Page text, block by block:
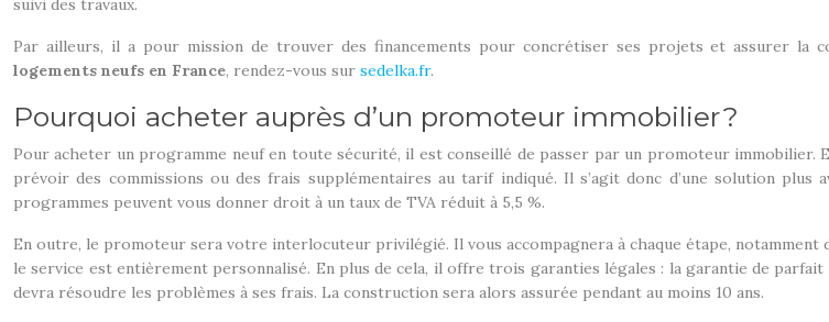
suivi des travaux.
Par ailleurs, il a pour mission de trouver des financements pour concrétiser ses projets et assurer la
logements neufs en France, rendez-vous sur sedelka.fr.
Pourquoi acheter auprès d’un promoteur immobilier ?
Pour acheter un programme neuf en toute sécurité, il est conseillé de passer par un promoteur immobilier.
prévoir des commissions ou des frais supplémentaires au tarif indiqué. Il s’agit donc d’une solution plus
programmes peuvent vous donner droit à un taux de TVA réduit à 5,5 %.
En outre, le promoteur sera votre interlocuteur privilégié. Il vous accompagnera à chaque étape, notamment
le service est entièrement personnalisé. En plus de cela, il offre trois garanties légales : la garantie de
devra résoudre les problèmes à ses frais. La construction sera alors assurée pendant au moins 10 ans.